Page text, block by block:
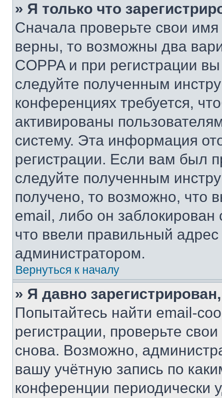
» Я только что
Сначала проверьте свои
верны, то возможны два
COPPA и при регистрации
следуйте полученным
конференциях требуется,
активированы
систему. Эта информация
регистрации. Если вам был
следуйте полученным
получено, то возможно, что
email, либо он
что ввели правильный адрес
администратором.
Вернуться к началу
» Я давно
Попытайтесь найти email-
регистрации, проверьте
снова. Возможно,
вашу учётную запись по
конференции периодически